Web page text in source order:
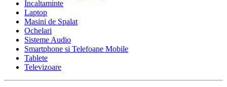
Incaltaminte
Laptop
Masini de Spalat
Ochelari
Sisteme Audio
Smartphone si Telefoane Mobile
Tablete
Televizoare